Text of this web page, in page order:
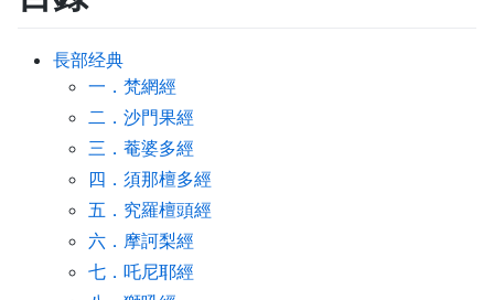
長部经典
一．梵網經
二．沙門果經
三．菴婆多經
四．須那檀多經
五．究羅檀頭經
六．摩訶梨經
七．吒尼耶經